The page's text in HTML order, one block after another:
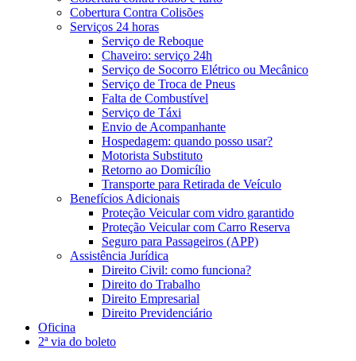
Cobertura Contra Colisões
Serviços 24 horas
Serviço de Reboque
Chaveiro: serviço 24h
Serviço de Socorro Elétrico ou Mecânico
Serviço de Troca de Pneus
Falta de Combustível
Serviço de Táxi
Envio de Acompanhante
Hospedagem: quando posso usar?
Motorista Substituto
Retorno ao Domicílio
Transporte para Retirada de Veículo
Benefícios Adicionais
Proteção Veicular com vidro garantido
Proteção Veicular com Carro Reserva
Seguro para Passageiros (APP)
Assistência Jurídica
Direito Civil: como funciona?
Direito do Trabalho
Direito Empresarial
Direito Previdenciário
Oficina
2ª via do boleto